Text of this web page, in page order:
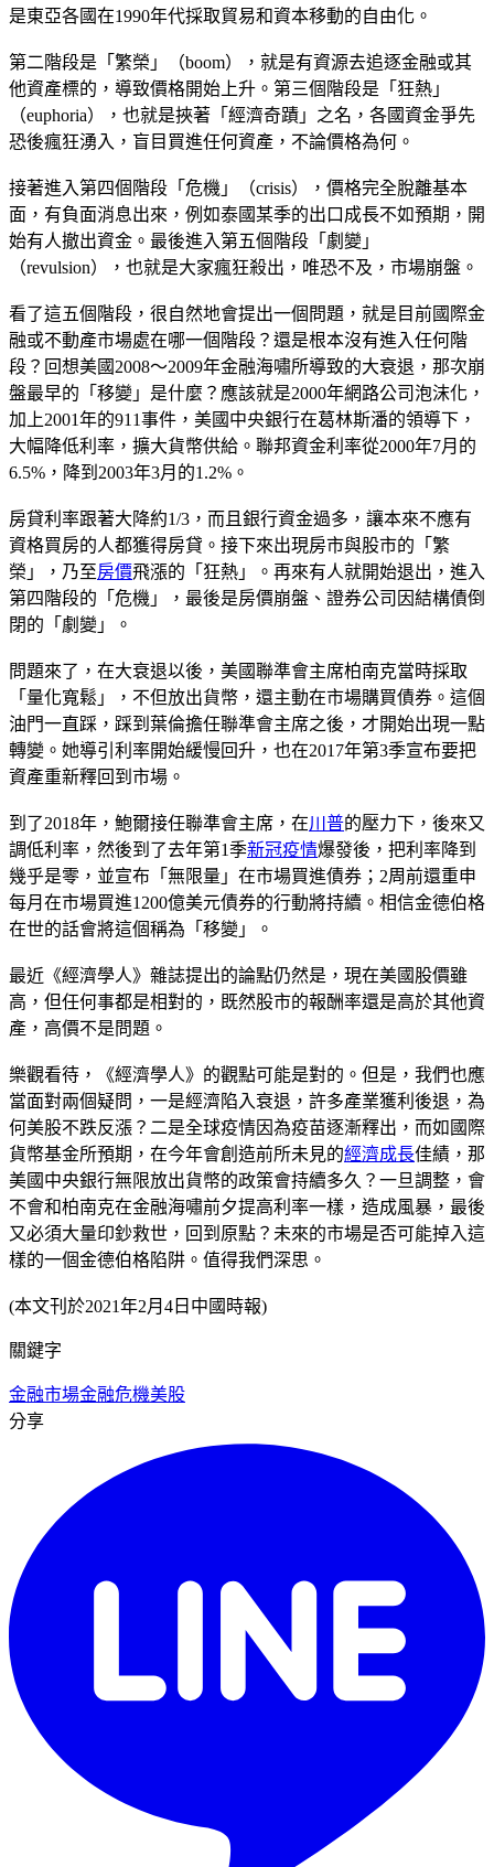
是東亞各國在1990年代採取貿易和資本移動的自由化。
第二階段是「繁榮」（boom），就是有資源去追逐金融或其
他資產標的，導致價格開始上升。第三個階段是「狂熱」
（euphoria），也就是挾著「經濟奇蹟」之名，各國資金爭先
恐後瘋狂湧入，盲目買進任何資產，不論價格為何。
接著進入第四個階段「危機」（crisis），價格完全脫離基本
面，有負面消息出來，例如泰國某季的出口成長不如預期，開
始有人撤出資金。最後進入第五個階段「劇變」
（revulsion），也就是大家瘋狂殺出，唯恐不及，市場崩盤。
看了這五個階段，很自然地會提出一個問題，就是目前國際金
融或不動產市場處在哪一個階段？還是根本沒有進入任何階
段？回想美國2008～2009年金融海嘯所導致的大衰退，那次崩
盤最早的「移變」是什麼？應該就是2000年網路公司泡沫化，
加上2001年的911事件，美國中央銀行在葛林斯潘的領導下，
大幅降低利率，擴大貨幣供給。聯邦資金利率從2000年7月的
6.5%，降到2003年3月的1.2%。
房貸利率跟著大降約1/3，而且銀行資金過多，讓本來不應有
資格買房的人都獲得房貸。接下來出現房市與股市的「繁
榮」，乃至房價飛漲的「狂熱」。再來有人就開始退出，進入
第四階段的「危機」，最後是房價崩盤、證券公司因結構債倒
閉的「劇變」。
問題來了，在大衰退以後，美國聯準會主席柏南克當時採取
「量化寬鬆」，不但放出貨幣，還主動在市場購買債券。這個
油門一直踩，踩到葉倫擔任聯準會主席之後，才開始出現一點
轉變。她導引利率開始緩慢回升，也在2017年第3季宣布要把
資產重新釋回到市場。
到了2018年，鮑爾接任聯準會主席，在川普的壓力下，後來又
調低利率，然後到了去年第1季新冠疫情爆發後，把利率降到
幾乎是零，並宣布「無限量」在市場買進債券；2周前還重申
每月在市場買進1200億美元債券的行動將持續。相信金德伯格
在世的話會將這個稱為「移變」。
最近《經濟學人》雜誌提出的論點仍然是，現在美國股價雖
高，但任何事都是相對的，既然股市的報酬率還是高於其他資
產，高價不是問題。
樂觀看待，《經濟學人》的觀點可能是對的。但是，我們也應
當面對兩個疑問，一是經濟陷入衰退，許多產業獲利後退，為
何美股不跌反漲？二是全球疫情因為疫苗逐漸釋出，而如國際
貨幣基金所預期，在今年會創造前所未見的經濟成長佳績，那
美國中央銀行無限放出貨幣的政策會持續多久？一旦調整，會
不會和柏南克在金融海嘯前夕提高利率一樣，造成風暴，最後
又必須大量印鈔救世，回到原點？未來的市場是否可能掉入這
樣的一個金德伯格陷阱。值得我們深思。
(本文刊於2021年2月4日中國時報)
關鍵字
金融市場金融危機美股
分享